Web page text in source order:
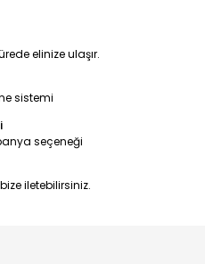
elinize ulaşır.
sistemi
seçeneği
iletebilirsiniz.